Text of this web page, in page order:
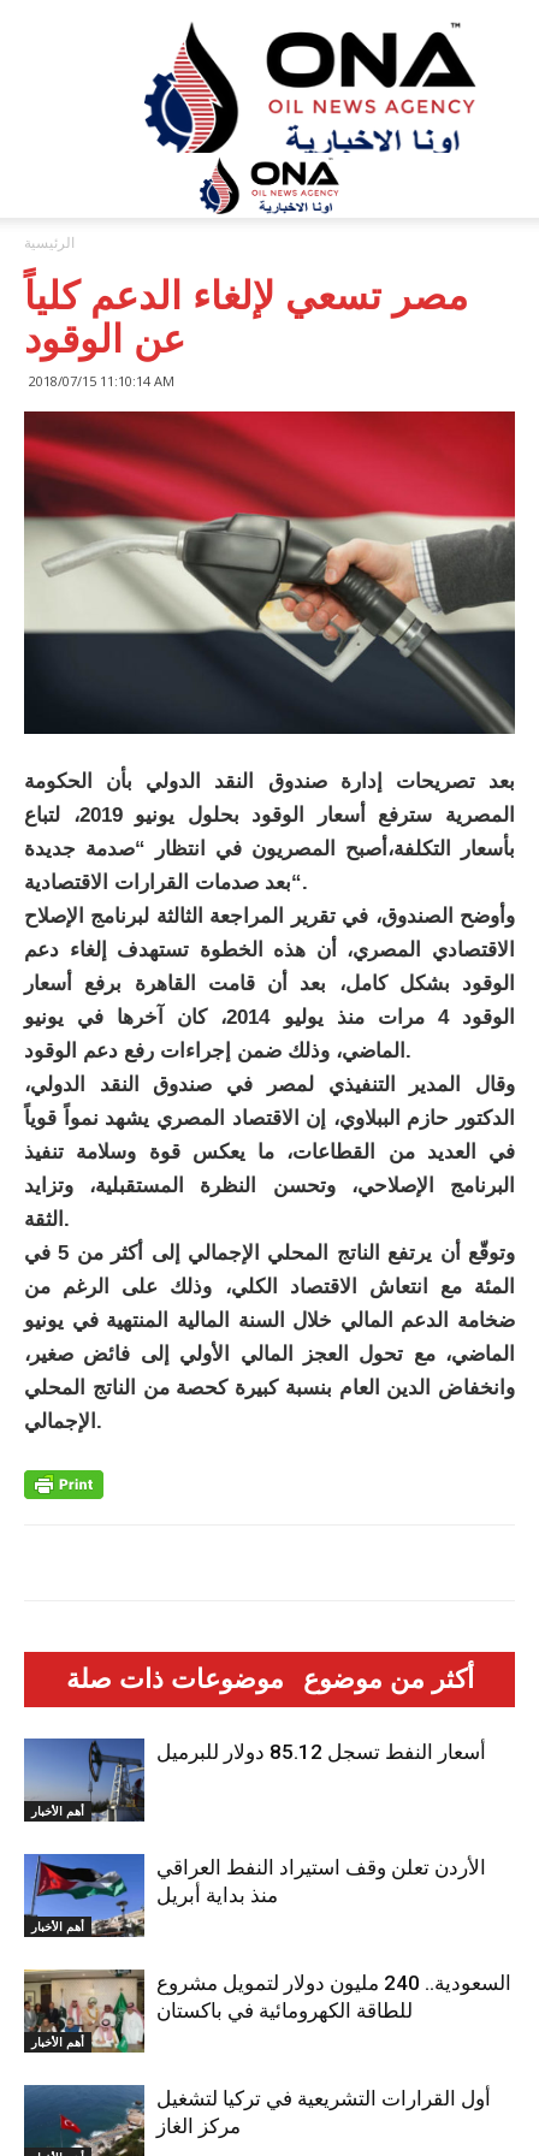
ONA™
NEWS
/
أونا
الاخبارية
الرئيسية
مصر تسعي لإلغاء الدعم كلياً
عن الوقود
2018/07/15 11:10:14 AM
بعد تصريحات إدارة صندوق النقد الدولي بأن الحكومة
المصرية سترفع أسعار الوقود بحلول يونيو 2019، لتباع
بأسعار التكلفة،أصبح المصريون في انتظار “صدمة جديدة
“بعد صدمات القرارات الاقتصادية.
وأوضح الصندوق، في تقرير المراجعة الثالثة لبرنامج الإصلاح
الاقتصادي المصري، أن هذه الخطوة تستهدف إلغاء دعم
الوقود بشكل كامل، بعد أن قامت القاهرة برفع أسعار
الوقود 4 مرات منذ يوليو 2014، كان آخرها في يونيو
الماضي، وذلك ضمن إجراءات رفع دعم الوقود.
وقال المدير التنفيذي لمصر في صندوق النقد الدولي،
الدكتور حازم الببلاوي، إن الاقتصاد المصري يشهد نمواً قوياً
في العديد من القطاعات، ما يعكس قوة وسلامة تنفيذ
البرنامج الإصلاحي، وتحسن النظرة المستقبلية، وتزايد
الثقة.
وتوقّع أن يرتفع الناتج المحلي الإجمالي إلى أكثر من 5 في
المئة مع انتعاش الاقتصاد الكلي، وذلك على الرغم من
ضخامة الدعم المالي خلال السنة المالية المنتهية في يونيو
الماضي، مع تحول العجز المالي الأولي إلى فائض صغير،
وانخفاض الدين العام بنسبة كبيرة كحصة من الناتج المحلي
الإجمالي.
موضوعات ذات صلة أكثر من موضوع
أهم الأخبار
أسعار النفط تسجل 85.12 دولار للبرميل
أهم الأخبار
الأردن تعلن وقف استيراد النفط العراقي
منذ بداية أبريل
أهم الأخبار
السعودية.. 240 مليون دولار لتمويل مشروع
للطاقة الكهرومائية في باكستان
أول القرارات التشريعية في تركيا لتشغيل
مركز الغاز